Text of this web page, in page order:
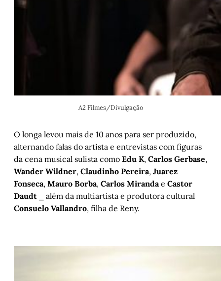
A2 Filmes/Divulgação
O longa levou mais de 10 anos para ser produzido,
alternando falas do artista e entrevistas com figuras
da cena musical sulista como Edu K, Carlos Gerbase,
Wander Wildner, Claudinho Pereira, Juarez
Fonseca, Mauro Borba, Carlos Mirandae Castor
Daudt ⎯ além da multiartista e produtora cultural
Consuelo Vallandro, filha de Reny.